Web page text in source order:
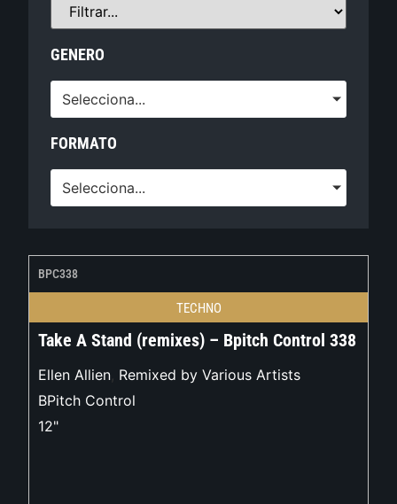
GENERO
Selecciona...
FORMATO
Selecciona...
BPC338
TECHNO
Take A Stand (remixes) – Bpitch Control 338
Ellen Allien, Remixed by Various Artists
BPitch Control
12"